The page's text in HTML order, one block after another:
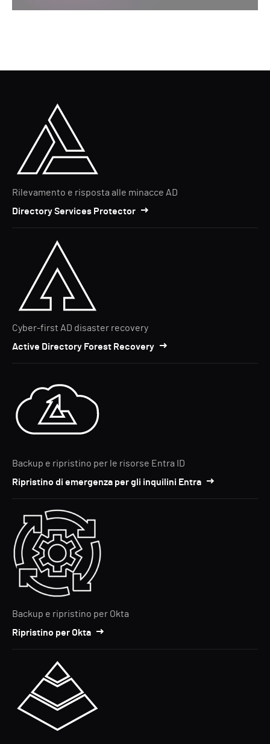
Rilevamento e risposta alle minacce AD
Directory Services Protector
Cyber-first AD disaster recovery
Active Directory Forest Recovery
Backup e ripristino per le risorse Entra ID
Ripristino di emergenza per gli inquilini Entra
Backup e ripristino per Okta
Ripristino per Okta